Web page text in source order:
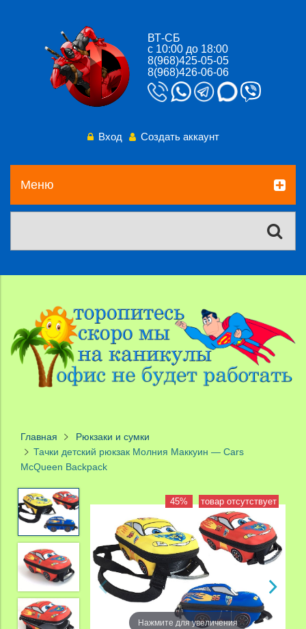
ВТ-СБ
с 10:00 до 18:00
8(968)425-05-05
8(968)426-06-06
Вход Создать аккаунт
Меню
Главная
Рюкзаки и сумки
Тачки детский рюкзак Молния Маккуин — Cars
McQueen Backpack
45% товар отсутствует
Нажмите для увеличения